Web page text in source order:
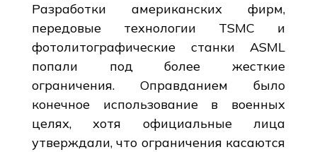
Разработки американских фирм,
передовые технологии TSMC и
фотолитографические станки ASML
попали под более жесткие
ограничения. Оправданием было
конечное использование в военных
целях, хотя официальные лица
утверждали, что ограничения касаются